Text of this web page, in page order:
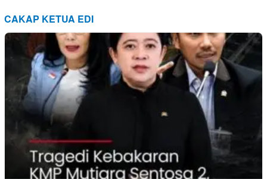
CAKAP KETUA EDI